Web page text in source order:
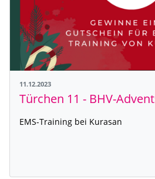
11.12.2023
Türchen 11 - BHV-
EMS-Training bei Kurasan